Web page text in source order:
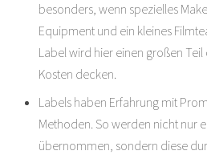
besonders, wenn spezielles
Equipment und ein kleines
Label wird hier einen großen
Kosten decken.
Labels haben Erfahrung mit
Methoden. So werden nicht nur
übernommen, sondern diese